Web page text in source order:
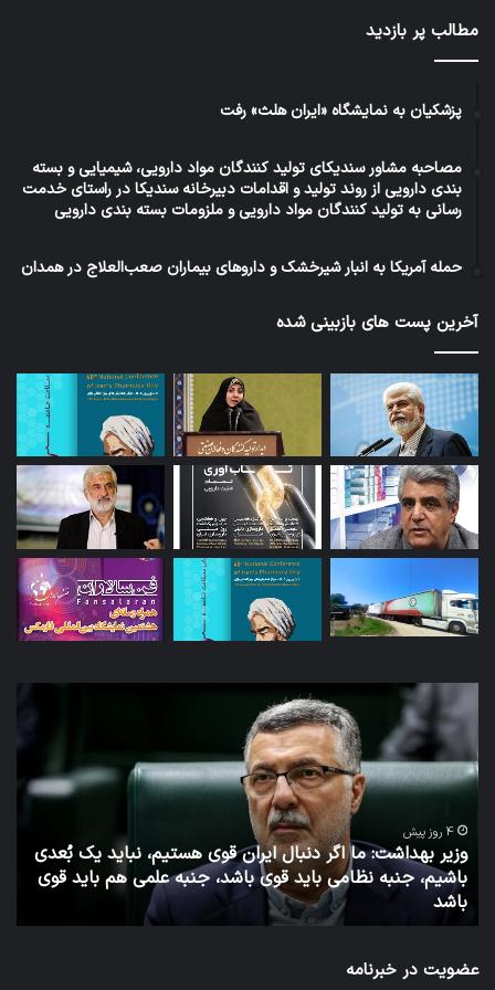
57درصدي حداقل حقوق كارگران يا همسان‌سازي
حقوق كاركنان دولت در سال جاري با شرايط موجود
و شدت اوج‌گيري قيمت‌ها گفت: «اگر قرار باشد
افزايش 157درصدي حداقل مزد كارگران هم قدرت
خريد كافي ايجاد نمي‌كند چون حتي همين ميزان
افزايش هم، قيمت تمام شده كالاها را بالا مي‌برد و
كارفرما تشويق مي‌شود به اينكه به دليل ناتواني از
پرداخت مزد كارگر، كارگران خود را كاهش دهد كه
حالا هم شواهدي از اين وضعيت را شاهد هستيم.»
منبع: اعتماد
کپی لینک
مطالب پر بازدید
پزشکیان به نمایشگاه «ایران هلث» رفت
مصاحبه مشاور سندیکای تولید کنندگان مواد دارویی، شیمیایی و بسته
بندی دارویی از روند تولید و اقدامات دبیرخانه سندیکا در راستای خدمت
رسانی به تولید کنندگان مواد دارویی و ملزومات بسته بندی دارویی
حمله آمریکا به انبار شیرخشک و داروهای بیماران صعب‌العلاج در همدان
آخرین پست های بازبینی شده
هستیم، نباید یک بُعدی
جنبه علمی هم باید قوی
توئیت
دکتر
جهانپور
مدیر
سابق
روابط
عمومی
وزارت
بهداشت
7 روز پیش
توئیت دکتر جهانپور مدیر سابق
عضویت در خبرنامه